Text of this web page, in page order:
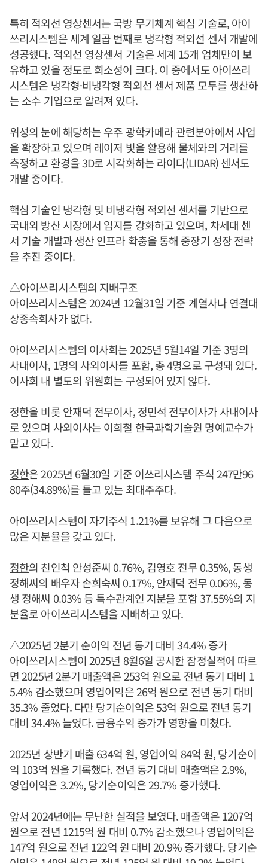
특히 적외선 영상센서는 국방 무기체계 핵심 기술로, 아이
쓰리시스템은 세계 일곱 번째로 냉각형 적외선 센서 개발에
성공했다. 적외선 영상센서 기술은 세계 15개 업체만이 보
유하고 있을 정도로 희소성이 크다. 이 중에서도 아이쓰리
시스템은 냉각형·비냉각형 적외선 센서 제품 모두를 생산하
는 소수 기업으로 알려져 있다.
위성의 눈에 해당하는 우주 광학카메라 관련분야에서 사업
을 확장하고 있으며 레이저 빛을 활용해 물체와의 거리를
측정하고 환경을 3D로 시각화하는 라이다(LIDAR) 센서도
개발 중이다.
핵심 기술인 냉각형 및 비냉각형 적외선 센서를 기반으로
국내외 방산 시장에서 입지를 강화하고 있으며, 차세대 센
서 기술 개발과 생산 인프라 확충을 통해 중장기 성장 전략
을 추진 중이다.
△아이쓰리시스템의 지배구조
아이쓰리시스템은 2024년 12월31일 기준 계열사나 연결대
상종속회사가 없다.
아이쓰리시스템의 이사회는 2025년 5월14일 기준 3명의
사내이사, 1명의 사외이사를 포함, 총 4명으로 구성돼 있다.
이사회 내 별도의 위원회는 구성되어 있지 않다.
정한을 비롯 안재덕 전무이사, 정민석 전무이사가 사내이사
로 있으며 사외이사는 이희철 한국과학기술원 명예교수가
맡고 있다.
정한은 2025년 6월30일 기준 이쓰리시스템 주식 247만96
80주(34.89%)를 들고 있는 최대주주다.
아이쓰리시스템이 자기주식 1.21%를 보유해 그 다음으로
많은 지분율을 갖고 있다.
정한의 친인척 안성준씨 0.76%, 김영호 전무 0.35%, 동생
정해씨의 배우자 손희숙씨 0.17%, 안재덕 전무 0.06%, 동
생 정해씨 0.03% 등 특수관계인 지분을 포함 37.55%의 지
분율로 아이쓰리시스템을 지배하고 있다.
△2025년 2분기 순이익 전년 동기 대비 34.4% 증가
아이쓰리시스템이 2025년 8월6일 공시한 잠정실적에 따르
면 2025년 2분기 매출액은 253억 원으로 전년 동기 대비 1
5.4% 감소했으며 영업이익은 26억 원으로 전년 동기 대비
35.3% 줄었다. 다만 당기순이익은 53억 원으로 전년 동기
대비 34.4% 늘었다. 금융수익 증가가 영향을 미쳤다.
2025년 상반기 매출 634억 원, 영업이익 84억 원, 당기순이
익 103억 원을 기록했다. 전년 동기 대비 매출액은 2.9%,
영업이익은 3.2%, 당기순이익은 29.7% 증가했다.
앞서 2024년에는 무난한 실적을 보였다. 매출액은 1207억
원으로 전년 1215억 원 대비 0.7% 감소했으나 영업이익은
147억 원으로 전년 122억 원 대비 20.9% 증가했다. 당기순